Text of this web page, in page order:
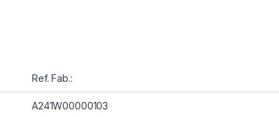
Ref. Fab.:
A241W00000103